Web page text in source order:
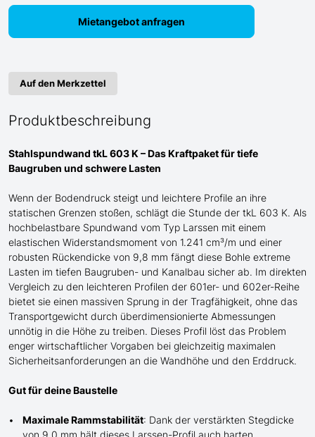
Mietangebot anfragen
Auf den Merkzettel
Produktbeschreibung
Stahlspundwand tkL 603 K – Das Kraftpaket für tiefe
Baugruben und schwere Lasten
Wenn der Bodendruck steigt und leichtere Profile an ihre
statischen Grenzen stoßen, schlägt die Stunde der tkL 603 K. Als
hochbelastbare Spundwand vom Typ Larssen mit einem
elastischen Widerstandsmoment von 1.241 cm³/m und einer
robusten Rückendicke von 9,8 mm fängt diese Bohle extreme
Lasten im tiefen Baugruben- und Kanalbau sicher ab. Im direkten
Vergleich zu den leichteren Profilen der 601er- und 602er-Reihe
bietet sie einen massiven Sprung in der Tragfähigkeit, ohne das
Transportgewicht durch überdimensionierte Abmessungen
unnötig in die Höhe zu treiben. Dieses Profil löst das Problem
enger wirtschaftlicher Vorgaben bei gleichzeitig maximalen
Sicherheitsanforderungen an die Wandhöhe und den Erddruck.
Gut für deine Baustelle
Maximale Rammstabilität: Dank der verstärkten Stegdicke